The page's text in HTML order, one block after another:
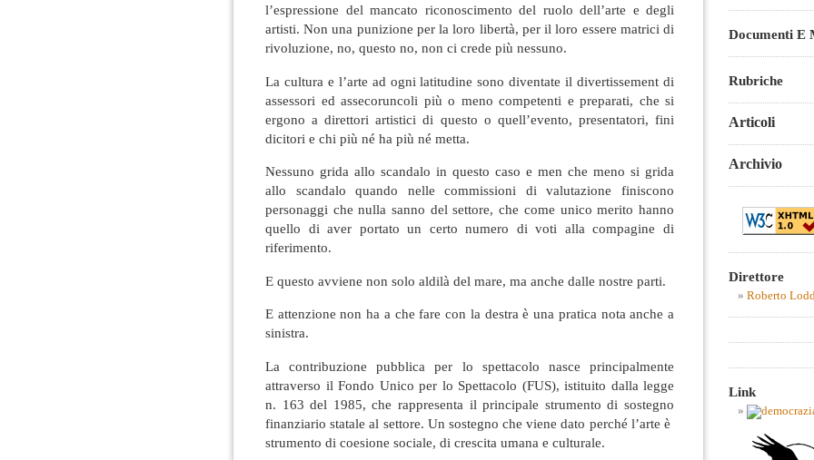
l’espressione del mancato riconoscimento del ruolo dell’arte e degli
artisti. Non una punizione per la loro libertà, per il loro essere matrici di
rivoluzione, no, questo no, non ci crede più nessuno.
La cultura e l’arte ad ogni latitudine sono diventate il divertissement di
assessori ed assecoruncoli più o meno competenti e preparati, che si
ergono a direttori artistici di questo o quell’evento, presentatori, fini
dicitori e chi più né ha più né metta.
Nessuno grida allo scandalo in questo caso e men che meno si grida
allo scandalo quando nelle commissioni di valutazione finiscono
personaggi che nulla sanno del settore, che come unico merito hanno
quello di aver portato un certo numero di voti alla compagine di
riferimento.
E questo avviene non solo aldilà del mare, ma anche dalle nostre parti.
E attenzione non ha a che fare con la destra è una pratica nota anche a
sinistra.
La contribuzione pubblica per lo spettacolo nasce principalmente
attraverso il Fondo Unico per lo Spettacolo (FUS), istituito dalla legge
n. 163 del 1985, che rappresenta il principale strumento di sostegno
finanziario statale al settore. Un sostegno che viene dato perché l’arte è
strumento di coesione sociale, di crescita umana e culturale.
Documenti E
Rubriche
Articoli
Archivio
Direttore
Roberto
Link